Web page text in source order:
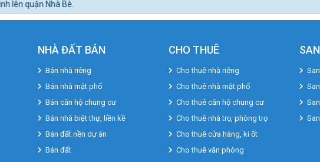
NHÀ ĐẤT BÁN
Bán nhà riêng
Bán nhà mặt phố
Bán căn hộ chung cư
Bán nhà biệt thự, liền kề
Bán đất nền dự án
Bán đất
CHO THUÊ
Cho thuê nhà riêng
Cho thuê nhà mặt phố
Cho thuê căn hộ chung cư
Cho thuê nhà trọ, phòng trọ
Cho thuê cửa hàng, ki ốt
Cho thuê văn phòng